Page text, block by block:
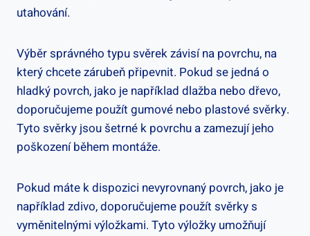
utahování.
Výběr správného typu svěrek závisí na povrchu, na
který chcete zárubeň připevnit. Pokud se jedná o
hladký povrch, jako je například dlažba nebo dřevo,
doporučujeme použít gumové nebo plastové svěrky.
Tyto svěrky jsou šetrné k povrchu a zamezují jeho
poškození během montáže.
Pokud máte k dispozici nevyrovnaný povrch, jako je
například zdivo, doporučujeme použít svěrky s
vyměnitelnými výložkami. Tyto výložky umožňují